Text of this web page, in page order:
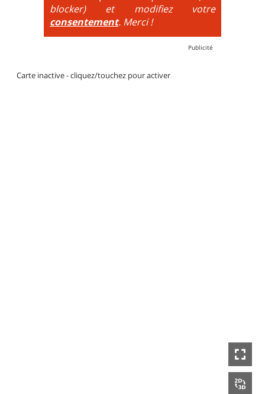
blocker) et modifiez votre
consentement. Merci !